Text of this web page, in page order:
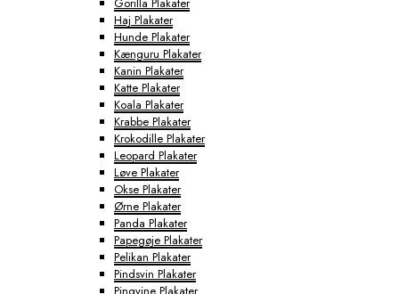
Haj Plakater
Hunde Plakater
Kænguru Plakater
Kanin Plakater
Katte Plakater
Koala Plakater
Krabbe Plakater
Krokodille Plakater
Leopard Plakater
Løve Plakater
Okse Plakater
Ørne Plakater
Panda Plakater
Papegøje Plakater
Pelikan Plakater
Pindsvin Plakater